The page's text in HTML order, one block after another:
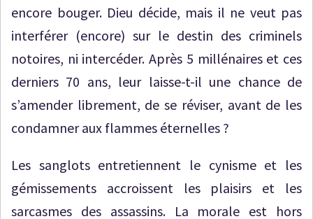
encore bouger. Dieu décide, mais il ne veut pas
interférer (encore) sur le destin des criminels
notoires, ni intercéder. Après 5 millénaires et ces
derniers 70 ans, leur laisse-t-il une chance de
s’amender librement, de se réviser, avant de les
condamner aux flammes éternelles ?
Les sanglots entretiennent le cynisme et les
gémissements accroissent les plaisirs et les
sarcasmes des assassins. La morale est hors